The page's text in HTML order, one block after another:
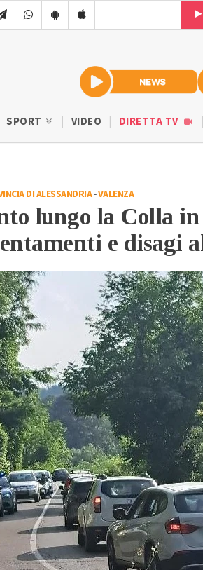
SPORT VIDEO DIRETTA TV
DI ALESSANDRIA-VALENZA
lungo la Colla
e disagi